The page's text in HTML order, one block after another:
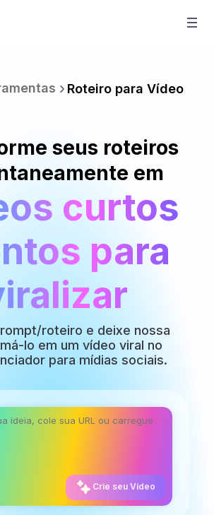
Roteiro para Vídeo
seus roteiros
em
curtos
para
roteiro e deixe nossa
lo em um vídeo viral no
para mídias sociais.
Crie seu Vídeo